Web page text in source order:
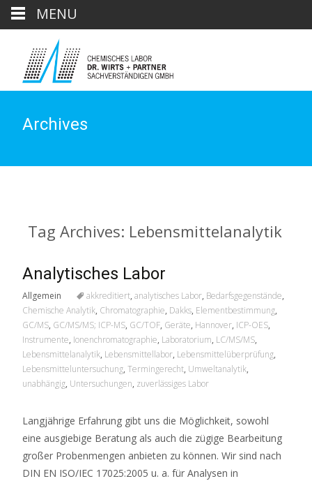
Archives
Tag Archives: Lebensmittelanalytik
Analytisches Labor
Allgemein akkreditiert, analytisches Labor, Bedarfsgegenstände,
Chemische Analytik, Chromatographie, Dakks, Elementbestimmung,
GC/MS, GC/MS/MS; ICP-MS, GC/TOF, Geräte, Hannover, ICP-OES,
Instrumente, Ionenchromatographie, Laboratorium, LC/MS/MS,
Lebensmittelanalytik, Lebensmittellabor, Lebensmittelüberprüfung,
Lebensmitteluntersuchung, Termingerecht, Umweltanalytik,
unabhängig, Untersuchungen, zuverlässiges Labor
Langjährige Erfahrung gibt uns die Möglichkeit, sowohl
eine ausgiebige Beratung als auch die zügige Bearbeitung
großer Probenmengen anbieten zu können. Wir sind nach
DIN EN ISO/IEC 17025:2005 u. a. für Analysen in
MENU